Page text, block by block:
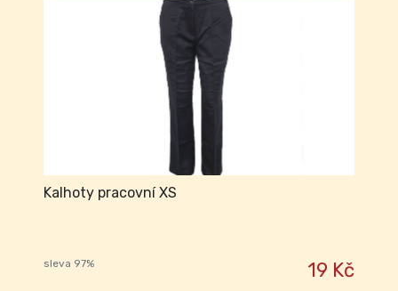
Kalhoty pracovní XS
sleva 97% 19 Kč